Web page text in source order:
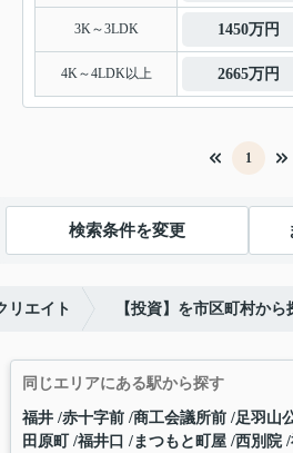
3K～3LDK 1450万円
4K～4LDK以上 2665万円
1
検索条件を変更
リエイト 【投資】を市区町村から
同じエリアにある駅から探す
福井 赤十字前 商工会議所前 足羽山
田原町
福井口 まつもと町屋 西別院